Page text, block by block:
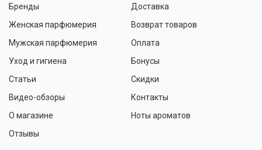
Бренды
Женская парфюмерия
Мужская парфюмерия
Уход и гигиена
Статьи
Видео-обзоры
О магазине
Отзывы
Доставка
Возврат товаров
Оплата
Бонусы
Скидки
Контакты
Ноты ароматов